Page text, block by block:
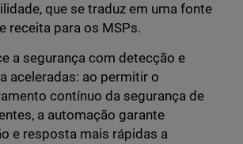
que se traduz em uma fonte
receita para os MSPs.
a segurança com detecção e
aceleradas: ao permitir o
contínuo da segurança de
a automação garante
e resposta mais rápidas a